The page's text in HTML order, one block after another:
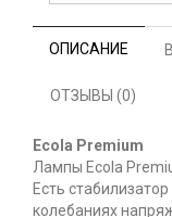
ОПИСАНИЕ
ОТЗЫВЫ (0)
Ecola Premium
Лампы Ecola
Есть
колебаниях